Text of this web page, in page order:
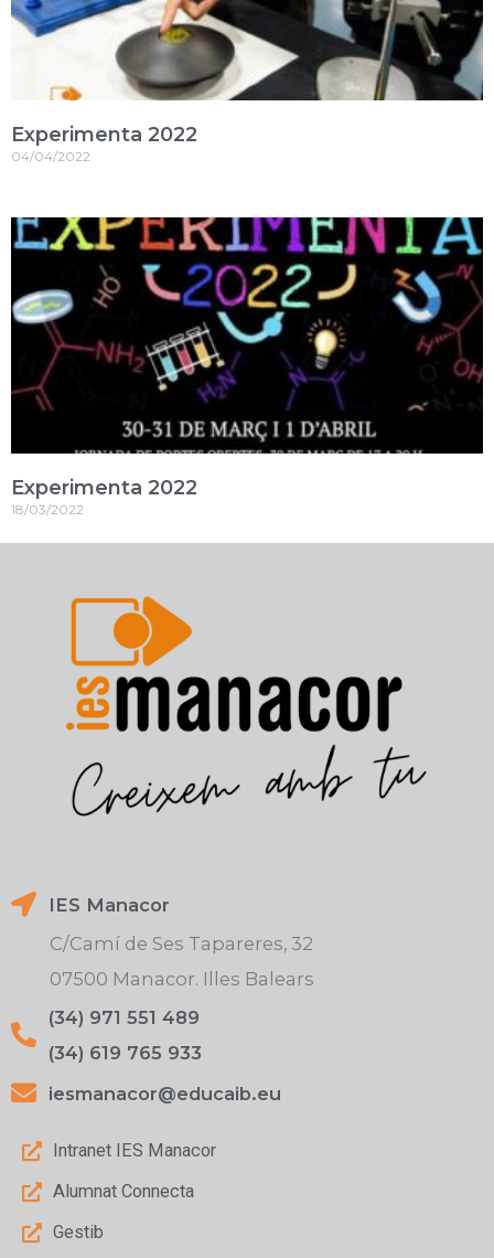
Experimenta 2022
04/04/2022
Experimenta 2022
18/03/2022
IES Manacor
C/Camí de Ses Tapareres, 32
07500 Manacor. Illes Balears
(34) 971 551 489
(34) 619 765 933
iesmanacor@educaib.eu
Intranet IES Manacor
Alumnat Connecta
Gestib